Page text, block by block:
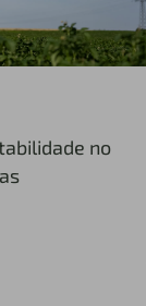
no